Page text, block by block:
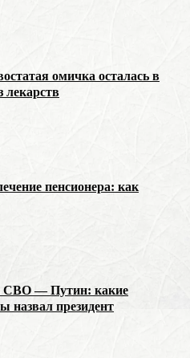
омичка осталась в
лекарств
пенсионера: как
СВО — Путин: какие
назвал президент